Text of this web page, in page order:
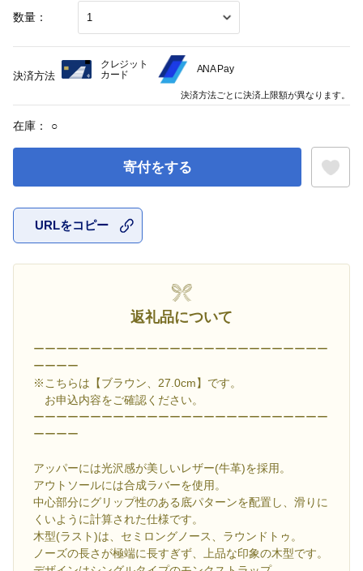
数量：
在庫： ○
寄付をする
URLをコピー
返礼品について
ーーーーーーーーーーーーーーーーーーーーーーーーーー
ーーーー
※こちらは【ブラウン、27.0cm】です。
お申込内容をご確認ください。
ーーーーーーーーーーーーーーーーーーーーーーーーーー
ーーーー
アッパーには光沢感が美しいレザー(牛革)を採用。
アウトソールには合成ラバーを使用。
中心部分にグリップ性のある底パターンを配置し、滑りに
くいように計算された仕様です。
木型(ラスト)は、セミロングノース、ラウンドトゥ。
ノーズの長さが極端に長すぎず、上品な印象の木型です。
決済方法
クレジット
カード
ANA Pay
決済方法ごとに決済上限額が異なります。